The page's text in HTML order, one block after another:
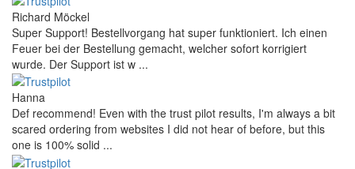
Richard Möckel
Super Support! Bestellvorgang hat super funktioniert. Ich einen
Feuer bei der Bestellung gemacht, welcher sofort korrigiert
wurde. Der Support ist w ...
Hanna
Def recommend! Even with the trust pilot results, I'm always a bit
scared ordering from websites I did not hear of before, but this
one is 100% solid ...